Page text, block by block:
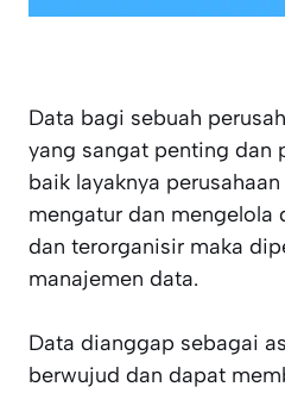
Data bagi sebuah
yang sangat penting dan
baik layaknya
mengatur dan mengelola
dan terorganisir maka
manajemen data.
Data dianggap sebagai
berwujud dan dapat